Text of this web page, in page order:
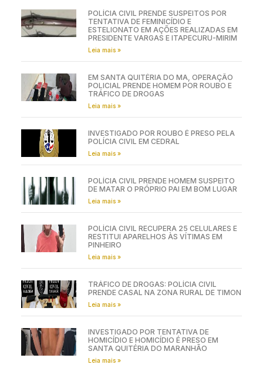
POLÍCIA CIVIL PRENDE SUSPEITOS POR
TENTATIVA DE FEMINICÍDIO E
ESTELIONATO EM AÇÕES REALIZADAS EM
PRESIDENTE VARGAS E ITAPECURU-MIRIM
Leia mais »
EM SANTA QUITÉRIA DO MA, OPERAÇÃO
POLICIAL PRENDE HOMEM POR ROUBO E
TRÁFICO DE DROGAS
Leia mais »
INVESTIGADO POR ROUBO É PRESO PELA
POLÍCIA CIVIL EM CEDRAL
Leia mais »
POLÍCIA CIVIL PRENDE HOMEM SUSPEITO
DE MATAR O PRÓPRIO PAI EM BOM LUGAR
Leia mais »
POLÍCIA CIVIL RECUPERA 25 CELULARES E
RESTITUI APARELHOS ÀS VÍTIMAS EM
PINHEIRO
Leia mais »
TRÁFICO DE DROGAS: POLÍCIA CIVIL
PRENDE CASAL NA ZONA RURAL DE TIMON
Leia mais »
INVESTIGADO POR TENTATIVA DE
HOMICÍDIO E HOMICÍDIO É PRESO EM
SANTA QUITÉRIA DO MARANHÃO
Leia mais »